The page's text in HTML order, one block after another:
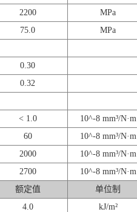
2200 MPa
75.0 MPa
0.30
0.32
< 1.0
10^-8 mm³/N·m
60
10^-8 mm³/N·m
2000
10^-8 mm³/N·m
2700
10^-8 mm³/N·m
额定值 单位制
4.0 kJ/m²